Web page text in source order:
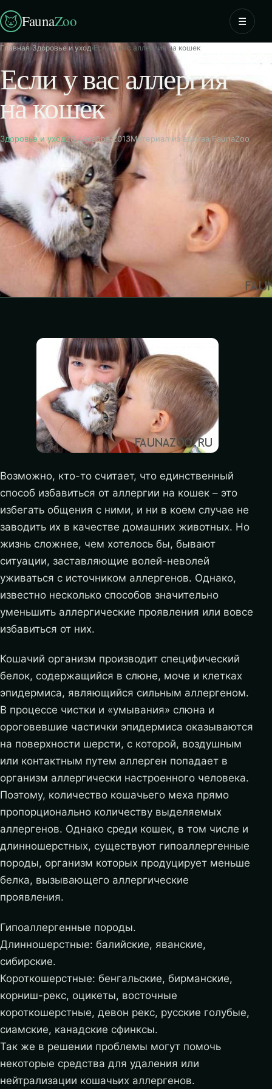
FaunaZoo ☰
Главная›Здоровье и уход›Если у вас аллергия на кошек
Если у вас аллергия
на кошек
Здоровье и уход28 декабря 2013Материал из архива FaunaZoo
Возможно, кто-то считает, что единственный
способ избавиться от аллергии на кошек – это
избегать общения с ними, и ни в коем случае не
заводить их в качестве домашних животных. Но
жизнь сложнее, чем хотелось бы, бывают
ситуации, заставляющие волей-неволей
уживаться с источником аллергенов. Однако,
известно несколько способов значительно
уменьшить аллергические проявления или вовсе
избавиться от них.
Кошачий организм производит специфический
белок, содержащийся в слюне, моче и клетках
эпидермиса, являющийся сильным аллергеном.
В процессе чистки и «умывания» слюна и
ороговевшие частички эпидермиса оказываются
на поверхности шерсти, с которой, воздушным
или контактным путем аллерген попадает в
организм аллергически настроенного человека.
Поэтому, количество кошачьего меха прямо
пропорционально количеству выделяемых
аллергенов. Однако среди кошек, в том числе и
длинношерстных, существуют гипоаллергенные
породы, организм которых продуцирует меньше
белка, вызывающего аллергические
проявления.
Гипоаллергенные породы.
Длинношерстные: балийские, яванские,
сибирские.
Короткошерстные: бенгальские, бирманские,
корниш-рекс, оцикеты, восточные
короткошерстные, девон рекс, русские голубые,
сиамские, канадские сфинксы.
Так же в решении проблемы могут помочь
некоторые средства для удаления или
нейтрализации кошачьих аллергенов.